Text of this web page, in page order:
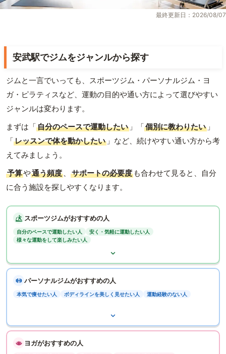
最終更新日：2026/08/07
安武駅でジムをジャンルから探す
ジムと一言でいっても、スポーツジム・パーソナルジム・ヨ
ガ・ピラティスなど、運動の目的や通い方によって選びやすい
ジャンルは変わります。
まずは「自分のペースで運動したい 」「個別に教わりたい 」
「レッスンで体を動かしたい 」など、続けやすい通い方から考
えてみましょう。
予算や通う頻度 、 サポートの必要度 も合わせて見ると、自分
に合う施設を探しやすくなります。
スポーツジムがおすすめの人
自分のペースで運動したい人
安く・気軽に運動したい人
様々な運動をして楽しみたい人
パーソナルジムがおすすめの人
本気で痩せたい人 ボディラインを美しく見せたい人 運動経験のない人
ヨガがおすすめの人